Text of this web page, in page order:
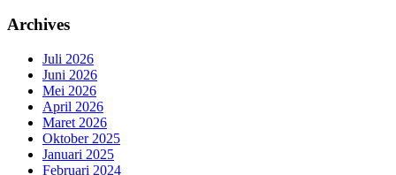
Archives
Juli 2026
Juni 2026
Mei 2026
April 2026
Maret 2026
Oktober 2025
Januari 2025
Februari 2024